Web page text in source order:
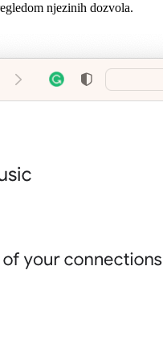
njezinih dozvola.